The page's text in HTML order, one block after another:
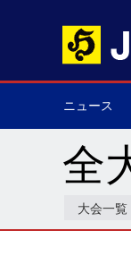
ニュース
全
大会一覧